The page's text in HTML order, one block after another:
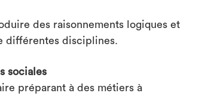
des raisonnements logiques et
différentes disciplines.
sociales
préparant à des métiers à